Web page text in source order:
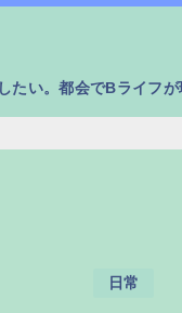
たい。都会でBライフ
日常